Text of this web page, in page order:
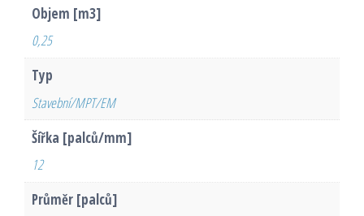
Objem [m3]
0,25
Typ
Stavební/MPT/EM
Šířka [palců/mm]
12
Průměr [palců]